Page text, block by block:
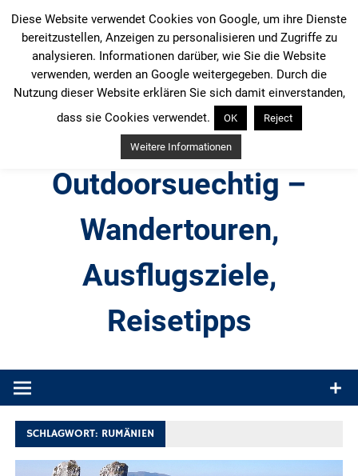
Inhalt
springen
Outdoorsuechtig –
Wandertouren,
Ausflugsziele,
Reisetipps
Produkttests und Buchrezensionen. Ein Blog für alle, die gern
SCHLAGWORT: RUMÄNIEN
Diese Website verwendet Cookies von Google, um ihre Dienste
bereitzustellen, Anzeigen zu personalisieren und Zugriffe zu
analysieren. Informationen darüber, wie Sie die Website
verwenden, werden an Google weitergegeben. Durch die
Nutzung dieser Website erklären Sie sich damit einverstanden,
dass sie Cookies verwendet.
OK Reject
Weitere Informationen